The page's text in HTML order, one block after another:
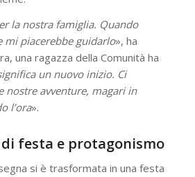
la nostra famiglia. Quando
mi piacerebbe guidarlo», ha
una ragazza della Comunità ha
un nuovo inizio. Ci
nostre avventure, magari in
l’ora».
festa e protagonismo
si è trasformata in una festa